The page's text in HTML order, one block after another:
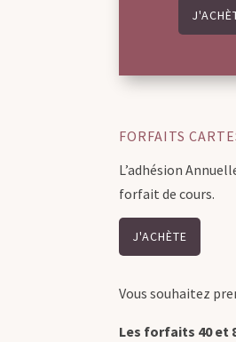
FORFAITS
L’adhésion
forfait de cours.
J'ACHÈTE
Vous souhaitez
Les forfaits 40 et